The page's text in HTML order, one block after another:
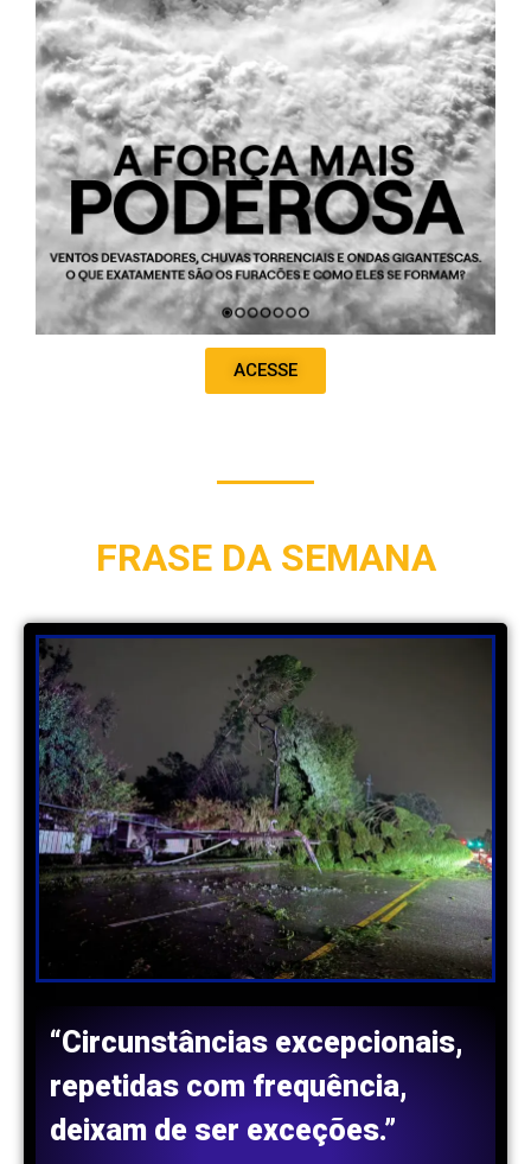
ACESSE
FRASE DA SEMANA
“Circunstâncias excepcionais,
repetidas com frequência,
deixam de ser exceções.”